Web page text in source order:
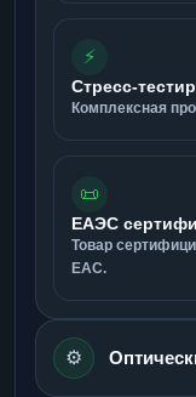
⚡
Стресс-
Комплексная
📜
ЕАЭС
Товар
ЕАС.
⚙️